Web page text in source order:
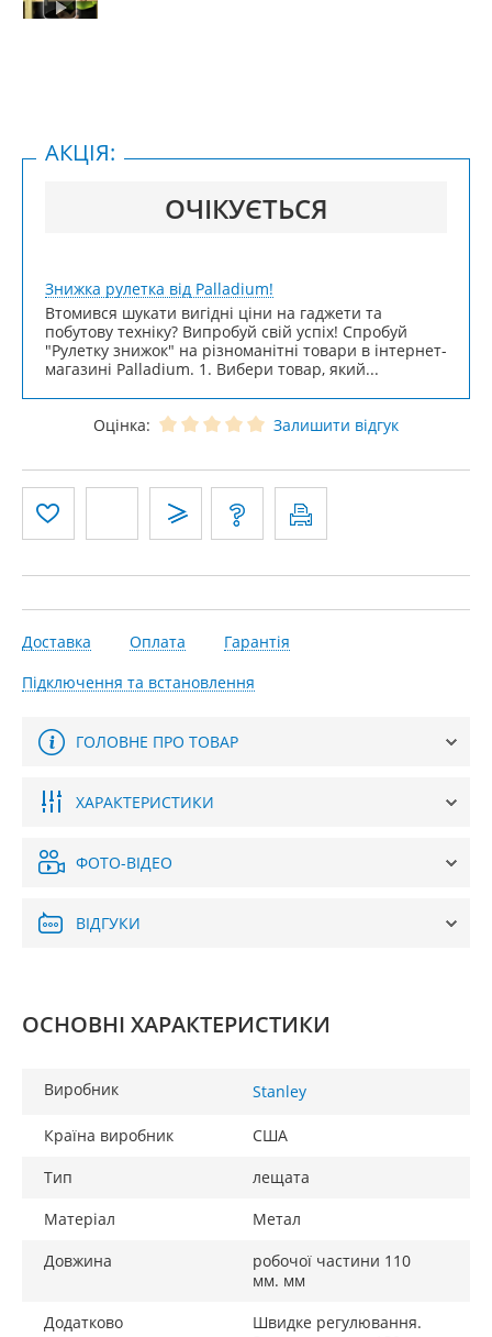
ОЧІКУЄТЬСЯ
АКЦІЯ:
Знижка рулетка від Palladium!
Втомився шукати вигідні ціни на гаджети та
побутову техніку? Випробуй свій успіх! Спробуй
"Рулетку знижок" на різноманітні товари в інтернет-
магазині Palladium. 1. Вибери товар, який...
Оцінка: Залишити відгук
Доставка Оплата
Гарантія
Підключення та встановлення
ГОЛОВНЕ ПРО ТОВАР
ХАРАКТЕРИСТИКИ
ФОТО-ВІДЕО
ВІДГУКИ
ОСНОВНІ ХАРАКТЕРИСТИКИ
Виробник Stanley
Країна виробник
США
Тип
лещата
Матеріал
Метал
Довжина
робочої частини 110
мм. мм
Додатково
Швидке регулювання.